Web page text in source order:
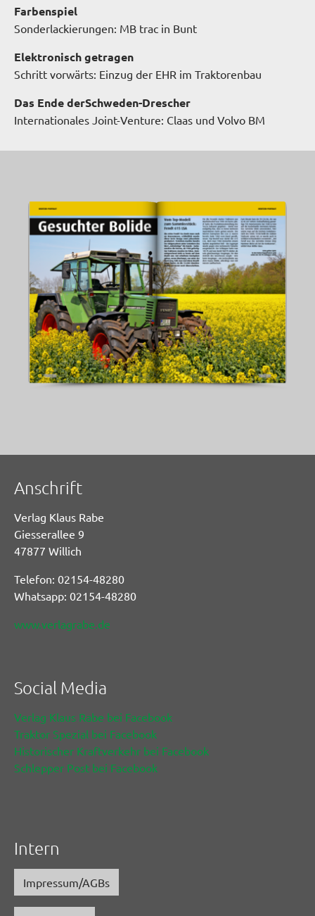
Farbenspiel
Sonderlackierungen: MB trac in Bunt
Elektronisch getragen
Schritt vorwärts: Einzug der EHR im Traktorenbau
Das Ende derSchweden-Drescher
Internationales Joint-Venture: Claas und Volvo BM
Anschrift
Verlag Klaus Rabe
Giesserallee 9
47877 Willich
Telefon: 02154-48280
Whatsapp: 02154-48280
www.verlagrabe.de
Social Media
Verlag Klaus Rabe bei Facebook
Traktor Spezial bei Facebook
Historischer Kraftverkehr bei Facebook
Schlepper Post bei Facebook
Intern
Impressum/AGBs